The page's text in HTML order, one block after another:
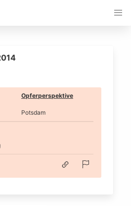
Opferperspektive
Potsdam